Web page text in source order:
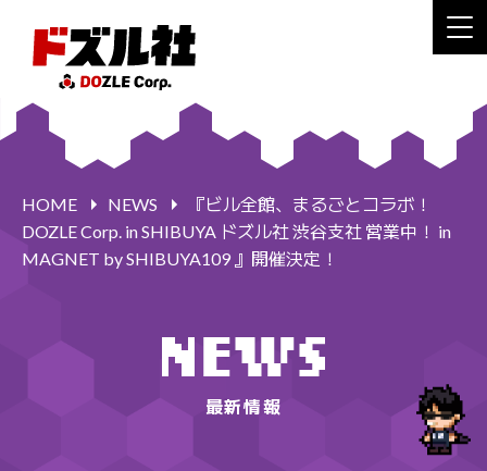
HOME NEWS
『ビル全館、まるごとコラボ！
DOZLE Corp. in SHIBUYA ドズル社 渋谷支社 営業中！ in
MAGNET by SHIBUYA109 』開催決定！
最新情報